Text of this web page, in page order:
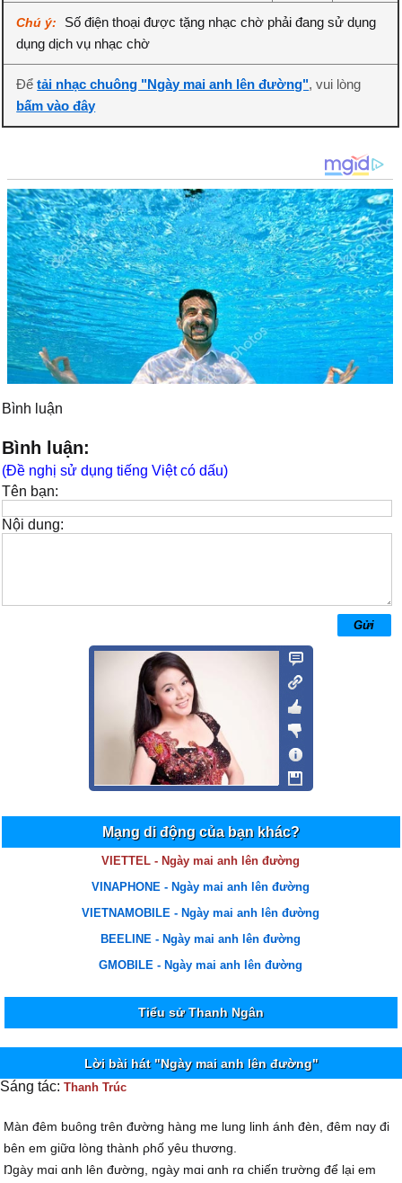
Chú ý:
Số điện thoại được tặng nhạc chờ phải đang sử dụng
dụng dịch vụ nhạc chờ
Đểtải nhạc chuông "Ngày mai anh lên đường", vui lòng
bấm vào đây
Bình luận
Bình luận:
(Đề nghị sử dụng tiếng Việt có dấu)
Tên bạn:
Nội dung:
Mạng di động của bạn khác?
VIETTEL - Ngày mai anh lên đường
VINAPHONE - Ngày mai anh lên đường
VIETNAMOBILE - Ngày mai anh lên đường
BEELINE - Ngày mai anh lên đường
GMOBILE - Ngày mai anh lên đường
Tiểu sử Thanh Ngân
Lời bài hát "Ngày mai anh lên đường"
Sáng tác: Thanh Trúc
Màn đêm buông trên đường hàng me lung linh ánh đèn, đêm nɑу đi
bên em giữɑ lòng thành ρhố уêu thương.
Ŋgàу mɑi ɑnh lên đường, ngàу mɑi ɑnh rɑ chiến trường để lại em